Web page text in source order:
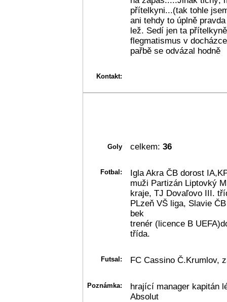
přítelkyni...(tak tohle
ani tehdy to úplně
lež. Sedí jen ta
flegmatismus v
pařbě se odvázal hodně
Kontakt:
Goly celkem: 36
Fotbal:
Igla Akra ČB dorost
muži Partizán Liptovký
kraje, TJ Dovaľovo III.
PLzeň VŠ liga, Slavie
bek
trenér (licence B
třída.
Futsal: FC Cassino Č.Krumlov,
Poznámka:
hrající manager kapitán
Absolut